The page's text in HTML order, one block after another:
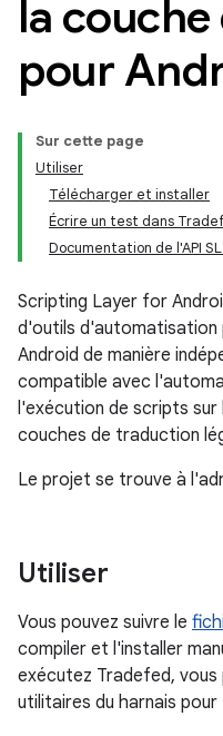
la
pour
Sur cette page
Utiliser
Télécharger et installer
Écrire un test dans
Documentation de l'API
Scripting Layer for
d'outils d'automatisation
Android de manière
compatible avec
l'exécution de scripts sur
couches de traduction
Le projet se trouve à
Utiliser
Vous pouvez suivre le
compiler et l'installer
exécutez Tradefed,
utilitaires du harnais